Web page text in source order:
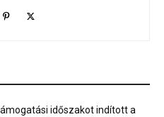
időszakot indított a